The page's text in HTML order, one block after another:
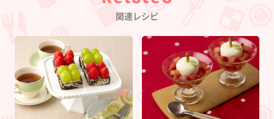
Category
関連レシピ